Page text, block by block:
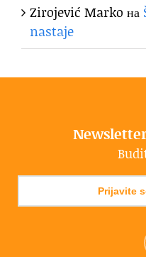
Zirojević Marko на
nastaje
Prijavite